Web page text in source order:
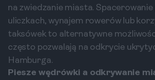
na zwiedzanie miasta.
uliczkach, wynajem rowerów lub
taksówek to alternatywne
często pozwalają na odkrycie
Hamburga.
Piesze wędrówki a odkrywanie